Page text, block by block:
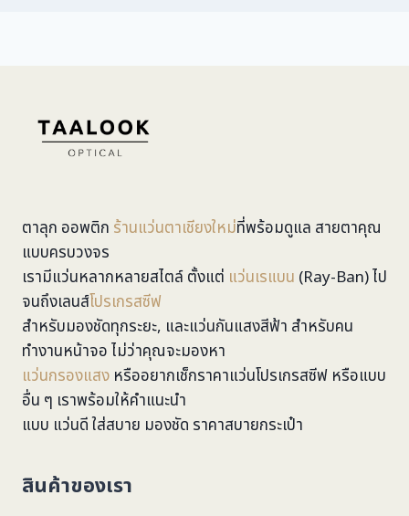
ตาลุก ออพติก ร้านแว่นตาเชียงใหม่ที่พร้อมดูแล สายตาคุณ
แบบครบวงจร
เรามีแว่นหลากหลายสไตล์ ตั้งแต่ แว่นเรแบน (Ray-Ban) ไป
จนถึงเลนส์โปรเกรสซีฟ
สำหรับมองชัดทุกระยะ, และแว่นกันแสงสีฟ้า สำหรับคน
ทำงานหน้าจอ ไม่ว่าคุณจะมองหา
แว่นกรองแสง หรืออยากเช็กราคาแว่นโปรเกรสซีฟ หรือแบบ
อื่น ๆ เราพร้อมให้คำแนะนำ
แบบ แว่นดี ใส่สบาย มองชัด ราคาสบายกระเป๋า
สินค้าของเรา